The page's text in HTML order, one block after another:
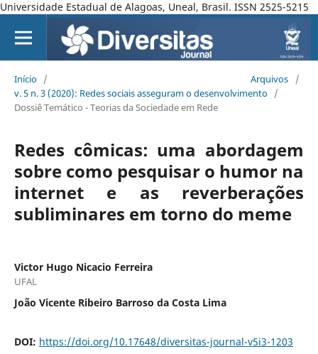
Universidade Estadual de Alagoas, Uneal, Brasil. ISSN 2525-5215
Início / Arquivos
/
v. 5 n. 3 (2020): Redes sociais asseguram o desenvolvimento /
Dossiê Temático - Teorias da Sociedade em Rede
Redes cômicas: uma abordagem
sobre como pesquisar o humor na
internet e as reverberações
subliminares em torno do meme
Victor Hugo Nicacio Ferreira
UFAL
João Vicente Ribeiro Barroso da Costa Lima
DOI: https://doi.org/10.17648/diversitas-journal-v5i3-1203